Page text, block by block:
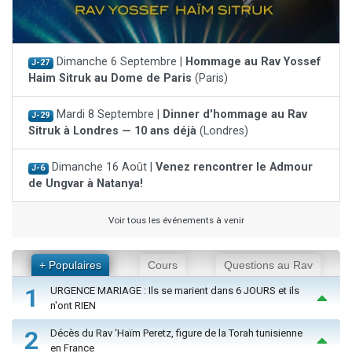
J-27 Dimanche 6 Septembre |
Hommage au Rav Yossef
Haim Sitruk au Dome de Paris (Paris)
J-29 Mardi 8 Septembre |
Dinner d'hommage au Rav
Sitruk à Londres — 10 ans déjà (Londres)
J-6 Dimanche 16 Août | Venez rencontrer le Admour
de Ungvar à Natanya!
Voir tous les événements à venir
+ Populaires Cours Questions au Rav
1
URGENCE MARIAGE : Ils se marient dans 6 JOURS et ils
n'ont RIEN
2
Décès du Rav ‘Haïm Peretz, figure de la Torah tunisienne
en France